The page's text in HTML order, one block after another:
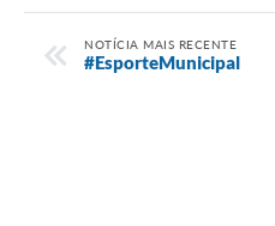
NOTÍCIA MAIS RECENTE
#EsporteMunicipal